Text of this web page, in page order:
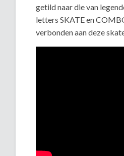
getild naar die van
letters SKATE en
verbonden aan deze